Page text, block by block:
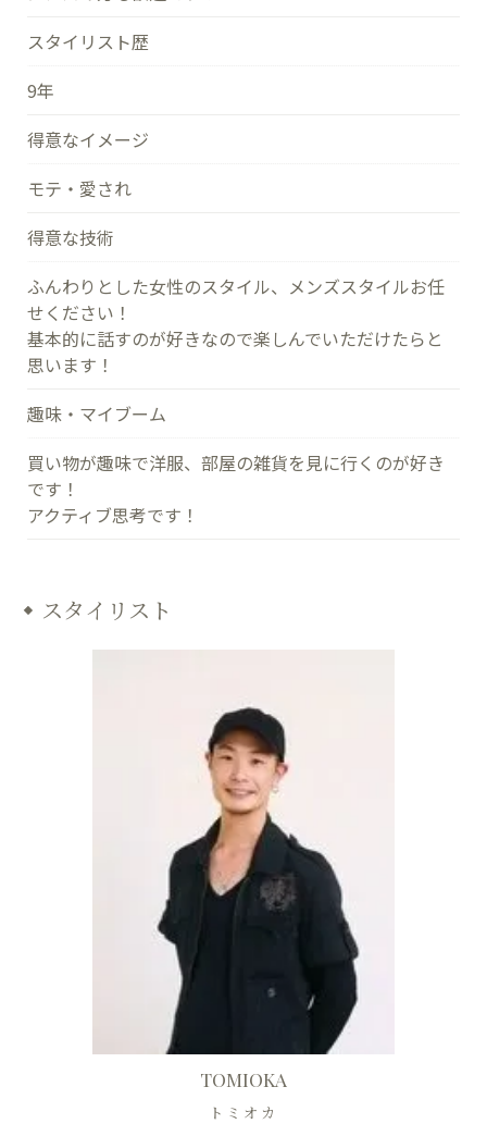
スタイリスト歴
9年
得意なイメージ
モテ・愛され
得意な技術
ふんわりとした女性のスタイル、メンズスタイルお任
せください！
基本的に話すのが好きなので楽しんでいただけたらと
思います！
趣味・マイブーム
買い物が趣味で洋服、部屋の雑貨を見に行くのが好き
です！
アクティブ思考です！
スタイリスト
TOMIOKA
トミオカ